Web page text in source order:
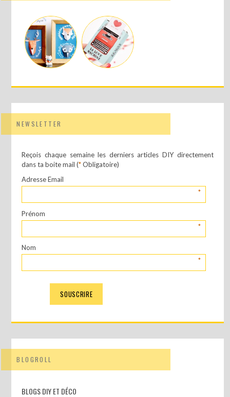
NEWSLETTER
Reçois chaque semaine les derniers articles DIY directement
dans ta boite mail (*Obligatoire)
Adresse Email
*
Prénom
*
Nom
*
BLOGROLL
BLOGS DIY ET DÉCO